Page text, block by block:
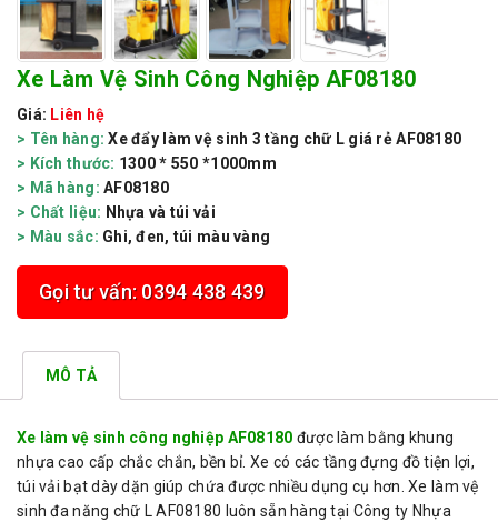
Xe Làm Vệ Sinh Công Nghiệp AF08180
Giá: Liên hệ
> Tên hàng: Xe đẩy làm vệ sinh 3 tầng chữ L giá rẻ AF08180
> Kích thước: 1300 * 550 *1000mm
> Mã hàng: AF08180
> Chất liệu: Nhựa và túi vải
> Màu sắc: Ghi, đen, túi màu vàng
Gọi tư vấn: 0394 438 439
MÔ TẢ
Xe làm vệ sinh công nghiệp AF08180 được làm bằng khung
nhựa cao cấp chắc chắn, bền bỉ. Xe có các tầng đựng đồ tiện lợi,
túi vải bạt dày dặn giúp chứa được nhiều dụng cụ hơn. Xe làm vệ
sinh đa năng chữ L AF08180 luôn sẵn hàng tại Công ty Nhựa